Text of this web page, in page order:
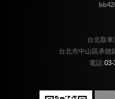
台北取
台北市中山區承德
電話:03-